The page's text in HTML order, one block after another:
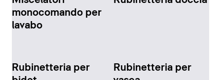
monocomando per
lavabo
Rubinetteria per
Rubinetteria per